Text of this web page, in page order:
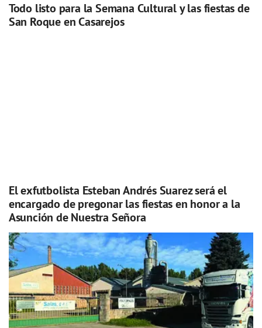
Todo listo para la Semana Cultural y las fiestas de
San Roque en Casarejos
El exfutbolista Esteban Andrés Suarez será el
encargado de pregonar las fiestas en honor a la
Asunción de Nuestra Señora